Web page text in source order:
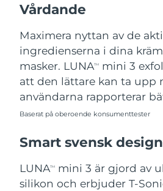
Vårdande
Maximera nyttan av de
ingredienserna i dina
masker. LUNATM
mini 3
att den lättare kan ta upp
användarna rapporterar
Baserat på oberoende konsumenttester
Smart svensk design
LUNATM
mini 3 är gjord av
silikon och erbjuder T-
Uzbekistan
Vietnam